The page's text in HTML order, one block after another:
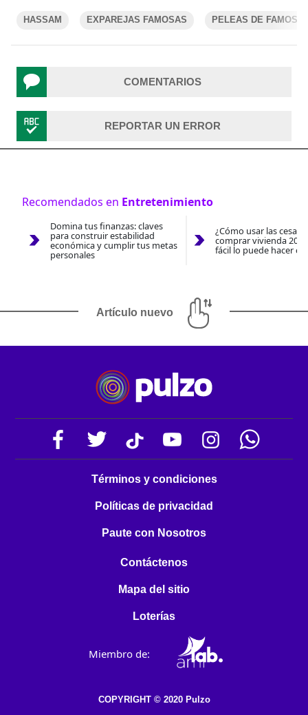
HASSAM EXPAREJAS FAMOSAS PELEAS DE
COMENTARIOS
REPORTAR UN ERROR
Recomendados en Entretenimiento
Domina tus finanzas: claves
para construir estabilidad
económica y cumplir tus metas
personales
¿Cómo usar las
comprar vivienda
fácil lo puede hacer
Artículo nuevo
Términos y condiciones
Políticas de privacidad
Paute con Nosotros
Contáctenos
Mapa del sitio
Loterías
Miembro de:
COPYRIGHT © 2020 Pulzo